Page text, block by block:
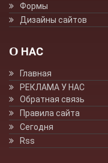
Формы
Дизайны сайтов
О НАС
Главная
РЕКЛАМА У НАС
Обратная связь
Правила сайта
Сегодня
Rss